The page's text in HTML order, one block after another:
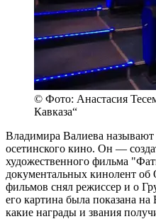
© Фото: Анастасия
Кавказа“
Владимира Валиева
осетинского кино. Он —
художественного фильма
документальных кинолент
фильмов снял режиссер и о
его картина была показана
какие награды и звания